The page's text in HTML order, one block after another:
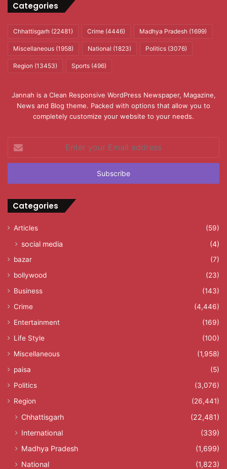
Categories
Chhattisgarh (22481) Crime (4446) Madhya Pradesh (1699)
Miscellaneous (1958) National (1823) Politics (3076)
Region (13453) Sports (496)
Jannah is a Clean Responsive WordPress Newspaper, Magazine,
News and Blog theme. Packed with options that allow you to
completely customize your website to your needs.
your
Email
Categories
Articles (59)
social media (4)
bazar
(7)
bollywood
(23)
Business
(143)
Crime
(4,446)
Entertainment
(169)
Life Style
(100)
Miscellaneous
(1,958)
paisa
(5)
Politics
(3,076)
Region
(26,441)
Chhattisgarh
(22,481)
International
(339)
Madhya Pradesh
(1,699)
National
(1,823)